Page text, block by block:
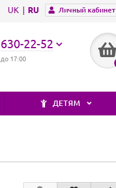
Личный кабинет
UK RU
22-52
17:00
ДЕТЯМ